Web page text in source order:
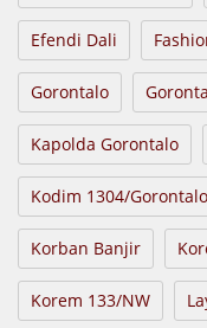
Efendi Dali
Gorontalo
Kapolda Gorontalo
Kodim 1304/Gorontalo
Korban Banjir
Korem 133/NW